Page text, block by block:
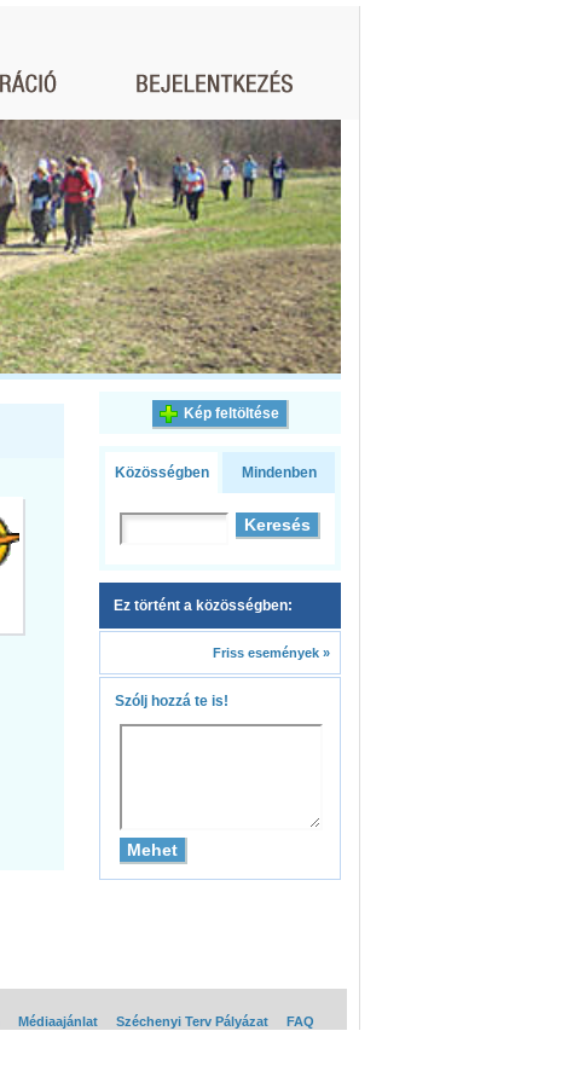
Kép feltöltése
Közösségben Mindenben
Ez történt a közösségben:
Friss események »
Szólj hozzá te is!
Médiaajánlat Széchenyi Terv Pályázat FAQ